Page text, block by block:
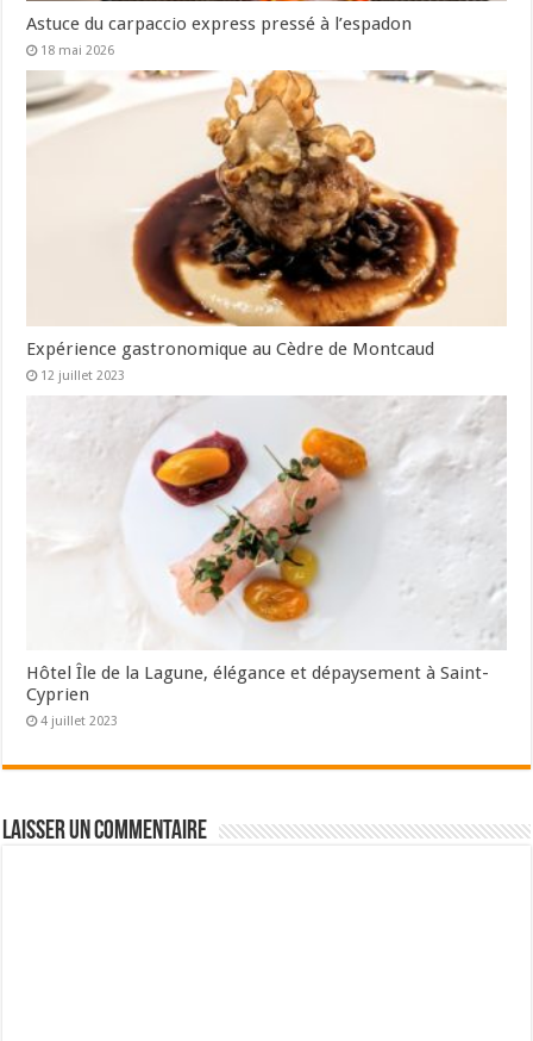
Astuce du carpaccio express pressé à l’espadon
18 mai 2026
Expérience gastronomique au Cèdre de Montcaud
12 juillet 2023
Hôtel Île de la Lagune, élégance et dépaysement à Saint-
Cyprien
4 juillet 2023
Laisser un commentaire